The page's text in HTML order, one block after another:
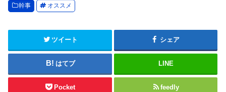
幹事 オススメ
ツイート シェア
はてブ LINE
Pocket feedly